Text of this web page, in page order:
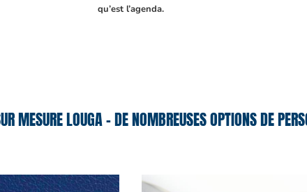
qu’est l’agenda.
MESURE LOUGA – DE NOMBREUSES OPTIONS DE